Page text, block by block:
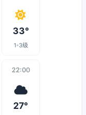
33°
1-3级
22:00
27°